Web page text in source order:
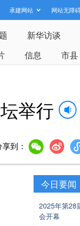
承建网站 网站无障
新华访谈
信息 市县
举行
到：
今日要闻
2025年第28
会开幕